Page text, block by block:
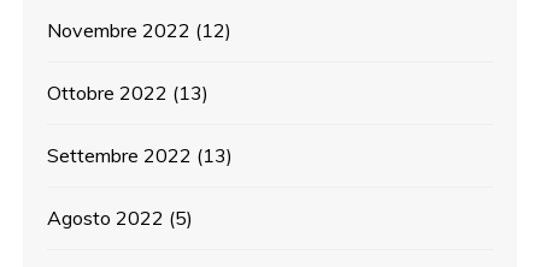
Novembre 2022 (12)
Ottobre 2022 (13)
Settembre 2022 (13)
Agosto 2022 (5)